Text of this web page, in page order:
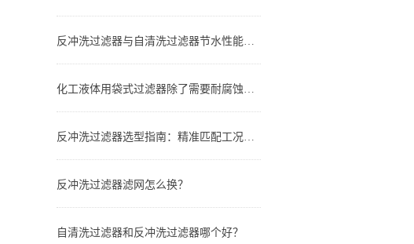
反冲洗过滤器与自清洗过滤器节水性能对比：谁更省水？
化工液体用袋式过滤器除了需要耐腐蚀还有哪些要求？
反冲洗过滤器选型指南：精准匹配工况，实现长效稳定过滤
反冲洗过滤器滤网怎么换？
自清洗过滤器和反冲洗过滤器哪个好？